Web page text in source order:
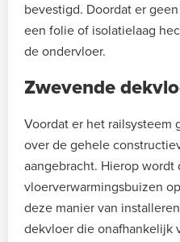
bevestigd. Doordat er
een folie of isolatielaag
de ondervloer.
Zwevende
Voordat er het railsysteem
over de gehele
aangebracht. Hierop wordt
vloerverwarmingsbuizen
deze manier van
dekvloer die onafhankelijk